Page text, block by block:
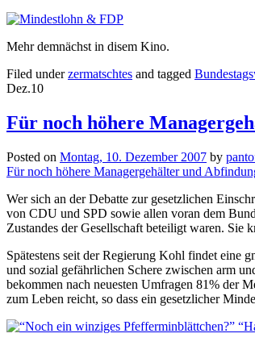
Mehr demnächst in disem Kino.
Filed underzermatschtes and tagged
Dez.10
Für noch höhere
Posted on Montag, 10. Dezember 2007 by
Für noch höhere Managergehälter und
Wer sich an der Debatte zur gesetzlichen
von CDU und SPD sowie allen voran dem
Zustandes der Gesellschaft beteiligt waren. Sie
Spätestens seit der Regierung Kohl findet eine
und sozial gefährlichen Schere zwischen arm
bekommen nach neuesten Umfragen 81% der
zum Leben reicht, so dass ein gesetzlicher